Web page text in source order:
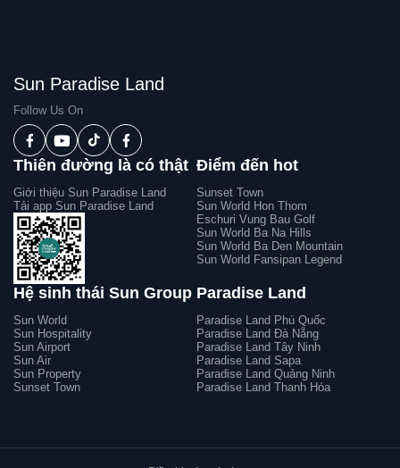
Sun Paradise Land
Follow Us On
Thiên đường là có thật
Giới thiệu Sun Paradise Land
Tải app Sun Paradise Land
Điểm đến hot
Sunset Town
Sun World Hon Thom
Eschuri Vung Bau Golf
Sun World Ba Na Hills
Sun World Ba Den Mountain
Sun World Fansipan Legend
Hệ sinh thái Sun Group
Sun World
Sun Hospitality
Sun Airport
Sun Air
Sun Property
Sunset Town
Paradise Land
Paradise Land Phú Quốc
Paradise Land Đà Nẵng
Paradise Land Tây Ninh
Paradise Land Sapa
Paradise Land Quảng Ninh
Paradise Land Thanh Hóa